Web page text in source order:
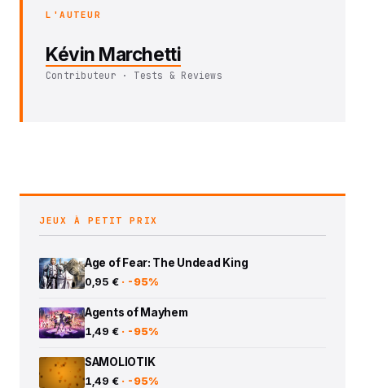
L'AUTEUR
Kévin Marchetti
Contributeur · Tests & Reviews
JEUX À PETIT PRIX
Age of Fear: The Undead King
0,95 € · -95%
Agents of Mayhem
1,49 € · -95%
SAMOLIOTIK
1,49 € · -95%